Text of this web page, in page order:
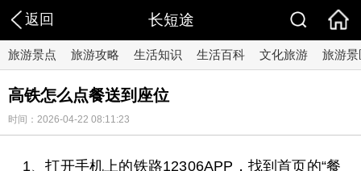
返回 长短途
旅游景点 旅游攻略 生活知识 生活百科 文化旅游 旅游景
高铁怎么点餐送到座位
时间：2026-04-22 08:11:23
1、打开手机上的铁路12306APP，找到首页的“餐